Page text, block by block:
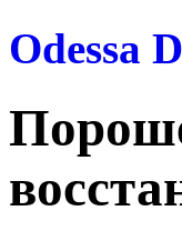
Odessa